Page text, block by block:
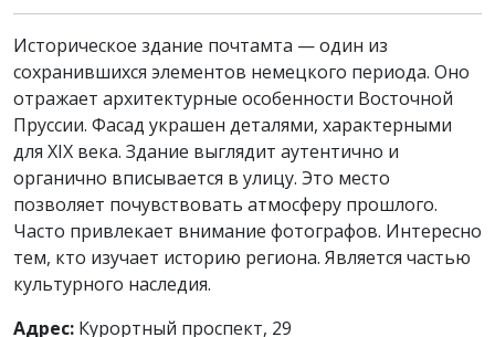
Историческое здание почтамта — один из
сохранившихся элементов немецкого периода. Оно
отражает архитектурные особенности Восточной
Пруссии. Фасад украшен деталями, характерными
для XIX века. Здание выглядит аутентично и
органично вписывается в улицу. Это место
позволяет почувствовать атмосферу прошлого.
Часто привлекает внимание фотографов. Интересно
тем, кто изучает историю региона. Является частью
культурного наследия.
Адрес: Курортный проспект, 29